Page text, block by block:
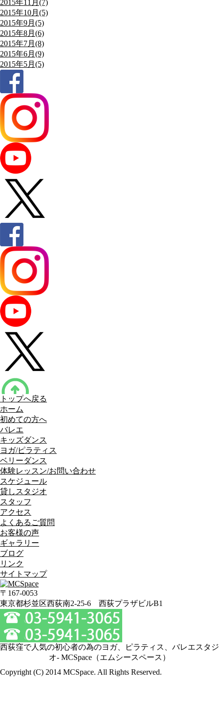
2015年11月(7)
2015年10月(5)
2015年9月(5)
2015年8月(6)
2015年7月(8)
2015年6月(9)
2015年5月(5)
トップへ戻る
ホーム
初めての方へ
バレエ
キッズダンス
ヨガ/ピラティス
ベリーダンス
体験レッスン/お問い合わせ
スケジュール
貸しスタジオ
スタッフ
アクセス
よくあるご質問
お客様の声
ギャラリー
ブログ
リンク
サイトマップ
〒167-0053
東京都杉並区西荻南2-25-6 西荻プラザビルB1
西荻窪で人気の初心者の為のヨガ、ピラティス、バレエスタジ
オ- MCSpace（エムシースペース）
Copyright (C) 2014 MCSpace. All Rights Reserved.